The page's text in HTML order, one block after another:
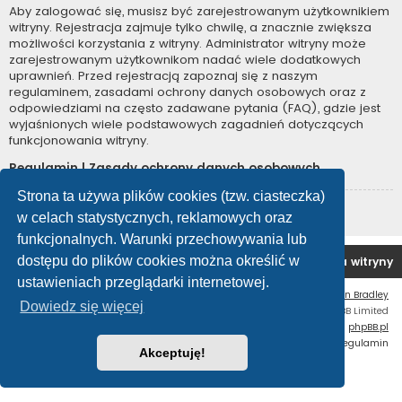
Strona ta używa plików cookies (tzw. ciasteczka)
w celach statystycznych, reklamowych oraz
funkcjonalnych. Warunki przechowywania lub
dostępu do plików cookies można określić w
ustawieniach przeglądarki internetowej.
Dowiedz się więcej
Akceptuję!
Aby zalogować się, musisz być zarejestrowanym użytkownikiem
witryny. Rejestracja zajmuje tylko chwilę, a znacznie zwiększa
możliwości korzystania z witryny. Administrator witryny może
zarejestrowanym użytkownikom nadać wiele dodatkowych
uprawnień. Przed rejestracją zapoznaj się z naszym
regulaminem, zasadami ochrony danych osobowych oraz z
odpowiedziami na często zadawane pytania (FAQ), gdzie jest
wyjaśnionych wiele podstawowych zagadnień dotyczących
funkcjonowania witryny.
Regulamin|Zasady ochrony danych osobowych
Zarejestruj się
Forum OC PL Strona główna Usuń ciasteczka witryny
Ian Bradley
Technologię dostarcza
® Forum Software © phpBB Limited
phpBB.pl
Regulamin